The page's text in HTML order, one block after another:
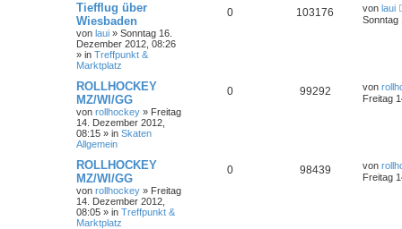
Tiefflug über
Wiesbaden
von laui » Sonntag 16.
Dezember 2012, 08:26
» in Treffpunkt &
Marktplatz
0 103176 von laui
Sonntag
ROLLHOCKEY
MZ/WI/GG
von rollhockey » Freitag
14. Dezember 2012,
08:15 » in Skaten
Allgemein
0 99292 von
Freitag
ROLLHOCKEY
MZ/WI/GG
von rollhockey » Freitag
14. Dezember 2012,
08:05 » in Treffpunkt &
Marktplatz
0 98439 von
Freitag